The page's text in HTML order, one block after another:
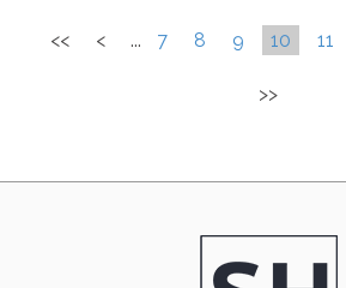
<< < ... 7 8 9 10 11
>>